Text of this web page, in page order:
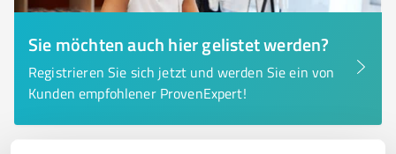
Sie möchten auch hier gelistet werden?
Registrieren Sie sich jetzt und werden Sie ein von
Kunden empfohlener ProvenExpert!